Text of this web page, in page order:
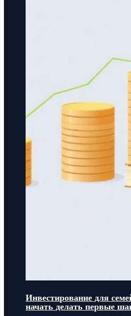
Инвестирование для
начать делать первые